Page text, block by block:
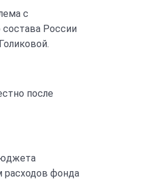
с
России
после
расходов фонда